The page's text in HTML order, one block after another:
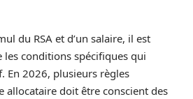
du RSA et d’un salaire, il est
conditions spécifiques qui
En 2026, plusieurs règles
allocataire doit être conscient des